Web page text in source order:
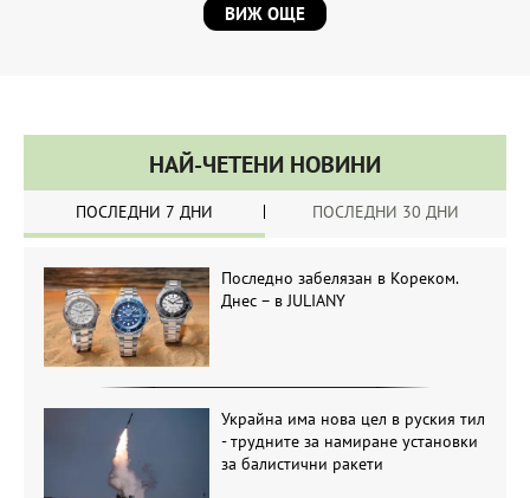
ВИЖ ОЩЕ
НАЙ-ЧЕТЕНИ НОВИНИ
ПОСЛЕДНИ 7 ДНИ ПОСЛЕДНИ 30 ДНИ
Последно забелязан в Кореком.
Днес – в JULIANY
Украйна има нова цел в руския тил
- трудните за намиране установки
за балистични ракети